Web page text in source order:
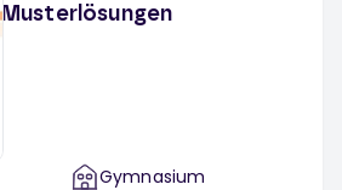
Musterlösungen
Gymnasium